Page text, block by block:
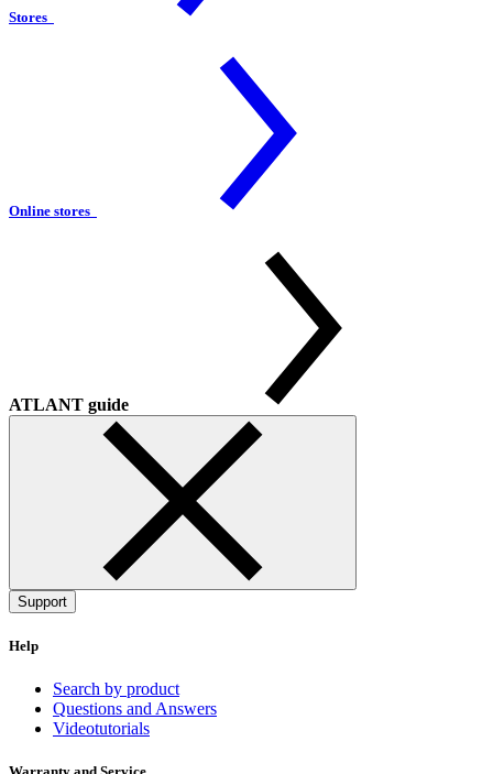
Stores
Online stores
ATLANT guide
Support
Help
Search by product
Questions and Answers
Videotutorials